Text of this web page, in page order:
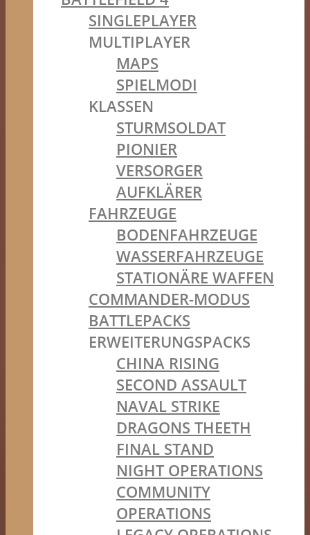
SINGLEPLAYER
MULTIPLAYER
MAPS
SPIELMODI
KLASSEN
STURMSOLDAT
PIONIER
VERSORGER
AUFKLÄRER
FAHRZEUGE
BODENFAHRZEUGE
WASSERFAHRZEUGE
STATIONÄRE WAFFEN
COMMANDER-MODUS
BATTLEPACKS
ERWEITERUNGSPACKS
CHINA RISING
SECOND ASSAULT
NAVAL STRIKE
DRAGONS THEETH
FINAL STAND
NIGHT OPERATIONS
COMMUNITY
OPERATIONS